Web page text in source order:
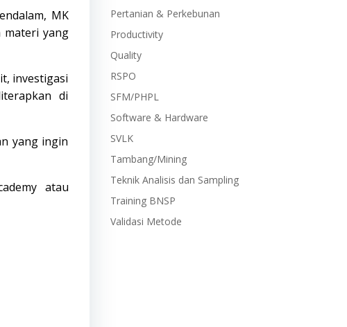
MK
materi yang
investigasi
di
yang ingin
atau
Pertanian & Perkebunan
Productivity
Quality
RSPO
SFM/PHPL
Software & Hardware
SVLK
Tambang/Mining
Teknik Analisis dan Sampling
Training BNSP
Validasi Metode